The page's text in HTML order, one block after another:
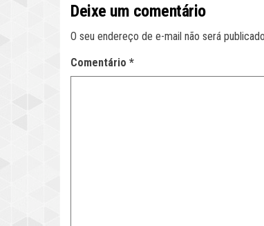
Deixe um comentário
O seu endereço de e-mail não será
Comentário *